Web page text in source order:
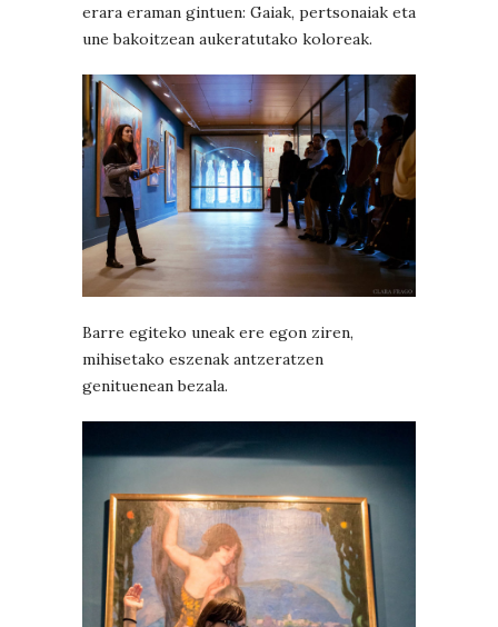
erara eraman gintuen: Gaiak, pertsonaiak eta
une bakoitzean aukeratutako koloreak.
Barre egiteko uneak ere egon ziren,
mihisetako eszenak antzeratzen
genituenean bezala.